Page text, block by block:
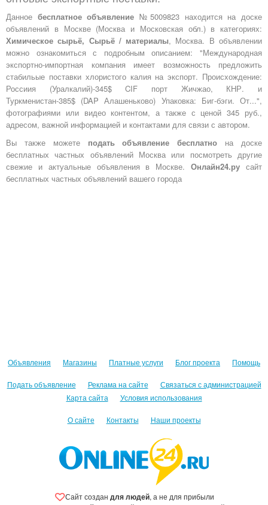
Данное бесплатное объявление №5009823 находится на доске
объявлений в Москве (Москва и Московская обл.) в категориях:
Химическое сырьё, Сырьё / материалы, Москва. В объявлении
можно ознакомиться с подробным описанием: "Международная
экспортно-импортная компания имеет возможность предложить
стабильые поставки хлористого калия на экспорт. Происхождение:
Россиия (Уралкалий)-345$ CIF порт Жичжао, КНР. и
Туркменистан-385$ (DAP Алашеньково) Упаковка: Биг-бэги. От...",
фотографиями или видео контентом, а также с ценой 345 руб.,
адресом, важной информацией и контактами для связи с автором.
Вы также можете подать объявление бесплатно на доске
бесплатных частных объявлений Москва или посмотреть другие
свежие и актуальные объявления в Москве.Онлайн24.ру сайт
бесплатных частных объявлений вашего города
Объявления Магазины Платные услуги Блог проекта Помощь
Подать объявление Реклама на сайте
Связаться с администрацией
Карта сайта
Условия использования
О сайте Контакты Наши проекты
Сайт создан для людей, а не для прибыли